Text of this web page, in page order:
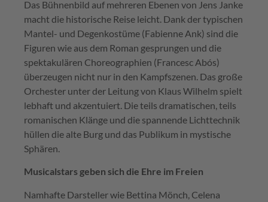
Das Bühnenbild auf mehreren Ebenen von Jens Janke
macht die historische Reise leicht. Dank der typischen
Mantel- und Degenkostüme (Fabienne Ank) sind die
Figuren wie aus dem Roman gesprungen und die
spektakulären Choreographien (Francesc Abós)
überzeugen nicht nur in den Kampfszenen. Das große
Orchester unter der Leitung von Klaus Wilhelm spielt
lebhaft und akzentuiert. Die teils dramatischen, teils
romanischen Klänge und die spannende Lichttechnik
hüllen die alte Burg und das Publikum in mystische
Sphären.
Musicalstars geben sich die Ehre im Freien
Namhafte Darsteller wie Bettina Mönch, Celena